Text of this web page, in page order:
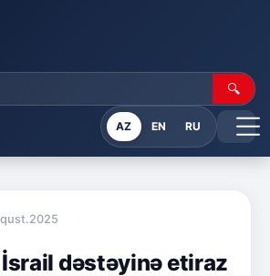
🔍
AZ EN RU
dəstəyinə etiraz